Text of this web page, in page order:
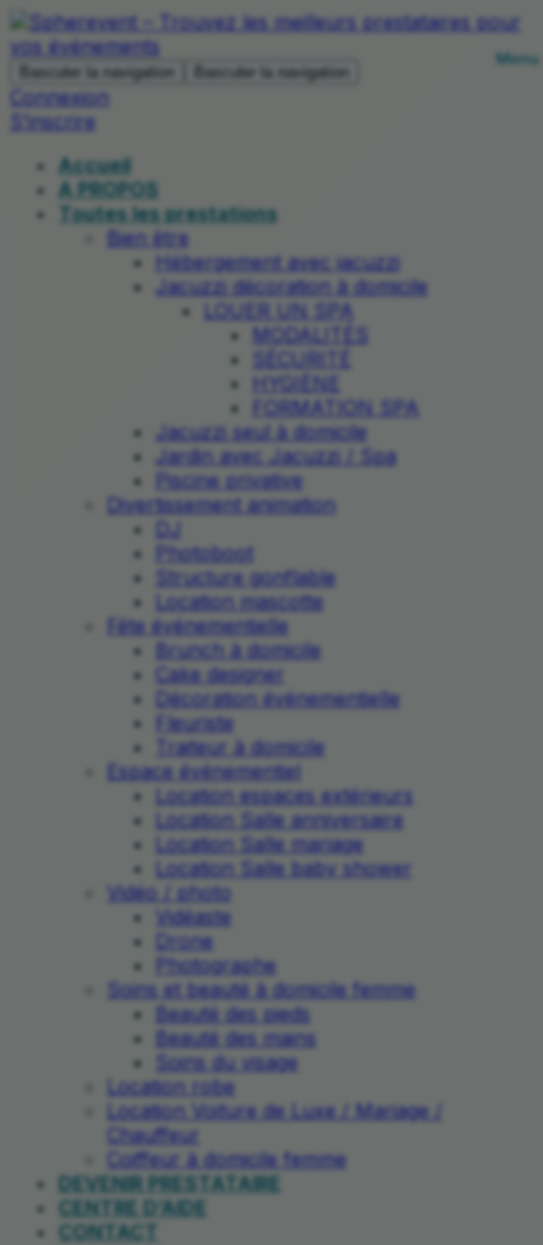
Basculer la navigation Basculer la navigation
Connexion
S’inscrire
Accueil
A PROPOS
Toutes les prestations
Bien être
Hébergement avec jacuzzi
Jacuzzi décoration à domicile
LOUER UN SPA
MODALITÉS
SÉCURITÉ
HYGIÈNE
FORMATION SPA
Jacuzzi seul à domicile
Jardin avec Jacuzzi / Spa
Piscine privative
Divertissement animation
DJ
Photoboot
Structure gonflable
Location mascotte
Fête événementielle
Brunch à domicile
Cake designer
Décoration événementielle
Fleuriste
Traiteur à domicile
Espace événementiel
Location espaces extérieurs
Location Salle anniversaire
Location Salle mariage
Location Salle baby shower
Vidéo / photo
Vidéaste
Drone
Photographe
Soins et beauté à domicile femme
Beauté des pieds
Beauté des mains
Soins du visage
Location robe
Location Voiture de Luxe / Mariage /
Chauffeur
Coiffeur à domicile femme
DEVENIR PRESTATAIRE
CENTRE D’AIDE
CONTACT